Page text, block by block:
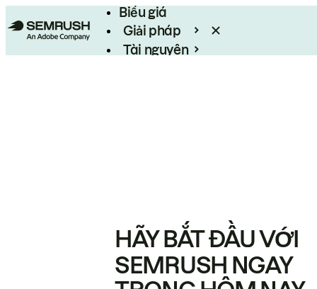
Biểu giá
Giải pháp
Tài nguyên
HÃY BẮT ĐẦU VỚI
SEMRUSH NGAY